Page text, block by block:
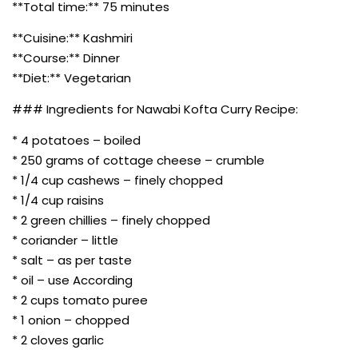
**Total time:** 75 minutes
**Cuisine:** Kashmiri
**Course:** Dinner
**Diet:** Vegetarian
### Ingredients for Nawabi Kofta Curry Recipe:
* 4 potatoes – boiled
* 250 grams of cottage cheese – crumble
* 1/4 cup cashews – finely chopped
* 1/4 cup raisins
* 2 green chillies – finely chopped
* coriander – little
* salt – as per taste
* oil – use According
* 2 cups tomato puree
* 1 onion – chopped
* 2 cloves garlic